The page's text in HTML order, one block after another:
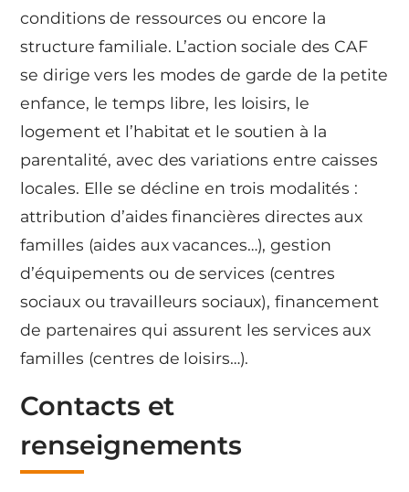
conditions de ressources ou encore la
structure familiale. L’action sociale des CAF
se dirige vers les modes de garde de la petite
enfance, le temps libre, les loisirs, le
logement et l’habitat et le soutien à la
parentalité, avec des variations entre caisses
locales. Elle se décline en trois modalités :
attribution d’aides financières directes aux
familles (aides aux vacances…), gestion
d’équipements ou de services (centres
sociaux ou travailleurs sociaux), financement
de partenaires qui assurent les services aux
familles (centres de loisirs…).
Contacts et
renseignements